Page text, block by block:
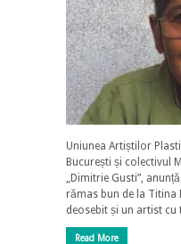
Uniunea Artiștilor
București și colectivul
„Dimitrie Gusti”,
rămas bun de la Titina
deosebit și un artist cu
Read More